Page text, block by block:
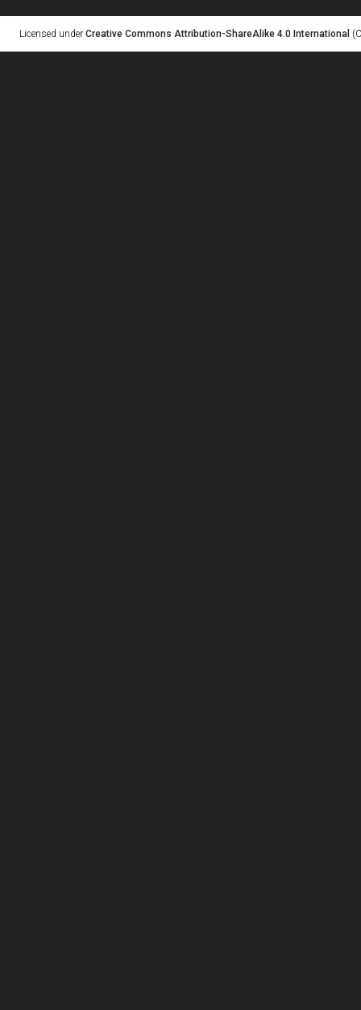
Licensed under Creative Commons Attribution-ShareAlike 4.0 International